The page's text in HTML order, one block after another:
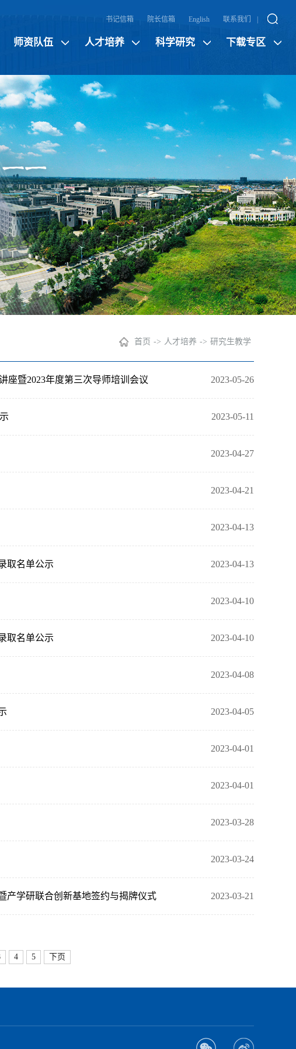
书记信箱 院长信箱 English 联系我们
师资队伍 人才培养 科学研究 下载专区
首页 -> 人才培养 -> 研究生教学
2023-05-26
座暨2023年度第三次导师培训会议
2023-05-11
2023-04-27
2023-04-21
2023-04-13
2023-04-13
取名单公示
2023-04-10
2023-04-10
取名单公示
2023-04-08
2023-04-05
2023-04-01
2023-04-01
2023-03-28
2023-03-24
2023-03-21
产学研联合创新基地签约与揭牌仪式
4 5 下页